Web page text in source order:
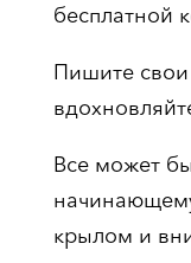
бесплатной
Пишите
Все может
крылом и